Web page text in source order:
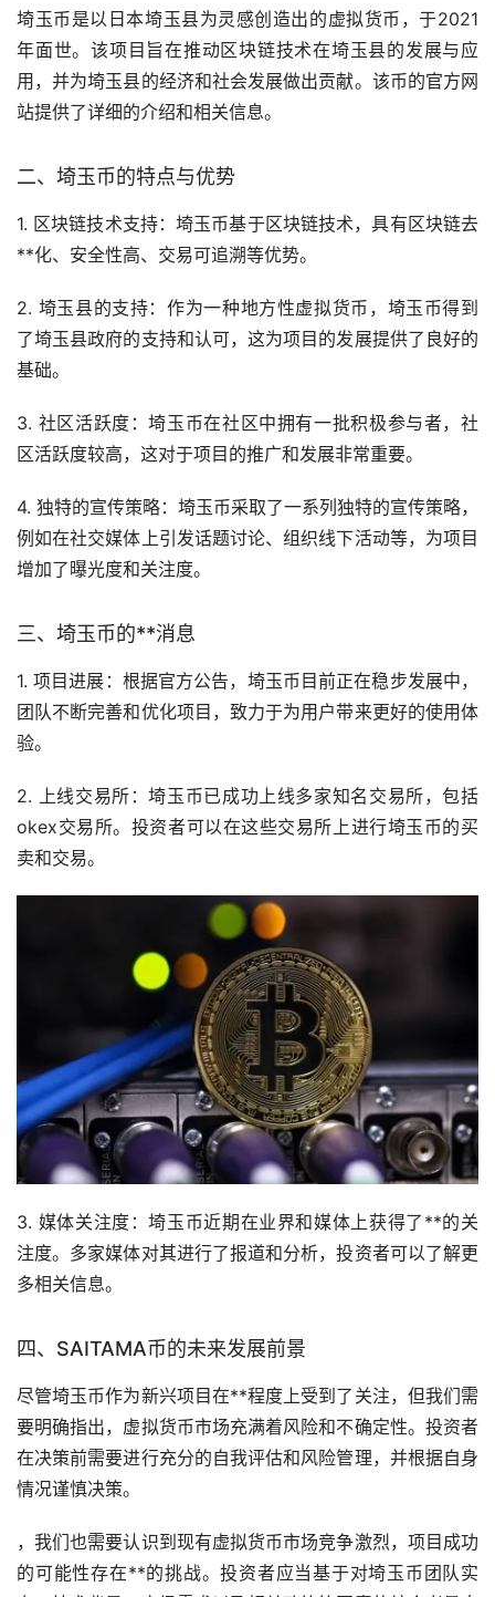
埼玉币是以日本埼玉县为灵感创造出的虚拟货币，于2021
年面世。该项目旨在推动区块链技术在埼玉县的发展与应
用，并为埼玉县的经济和社会发展做出贡献。该币的官方网
站提供了详细的介绍和相关信息。
二、埼玉币的特点与优势
1. 区块链技术支持：埼玉币基于区块链技术，具有区块链去
**化、安全性高、交易可追溯等优势。
2. 埼玉县的支持：作为一种地方性虚拟货币，埼玉币得到
了埼玉县政府的支持和认可，这为项目的发展提供了良好的
基础。
3. 社区活跃度：埼玉币在社区中拥有一批积极参与者，社
区活跃度较高，这对于项目的推广和发展非常重要。
4. 独特的宣传策略：埼玉币采取了一系列独特的宣传策略，
例如在社交媒体上引发话题讨论、组织线下活动等，为项目
增加了曝光度和关注度。
三、埼玉币的**消息
1. 项目进展：根据官方公告，埼玉币目前正在稳步发展中，
团队不断完善和优化项目，致力于为用户带来更好的使用体
验。
2. 上线交易所 ：埼玉币已成功上线多家知名交易所，包括
okex交易所。投资者可以在这些交易所上进行埼玉币的买
卖和交易。
3. 媒体关注度：埼玉币近期在业界和媒体上获得了**的关
注度。多家媒体对其进行了报道和分析，投资者可以了解更
多相关信息。
四、SAITAMA币的未来发展前景
尽管埼玉币作为新兴项目在**程度上受到了关注，但我们需
要明确指出，虚拟货币市场充满着风险和不确定性。投资者
在决策前需要进行充分的自我评估和风险管理，并根据自身
情况谨慎决策。
，我们也需要认识到现有虚拟货币市场竞争激烈，项目成功
的可能性存在**的挑战。投资者应当基于对埼玉币团队实